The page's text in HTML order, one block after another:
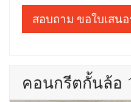
สอบถาม ขอใบเสน
คอนกรีตกั้นล้อ